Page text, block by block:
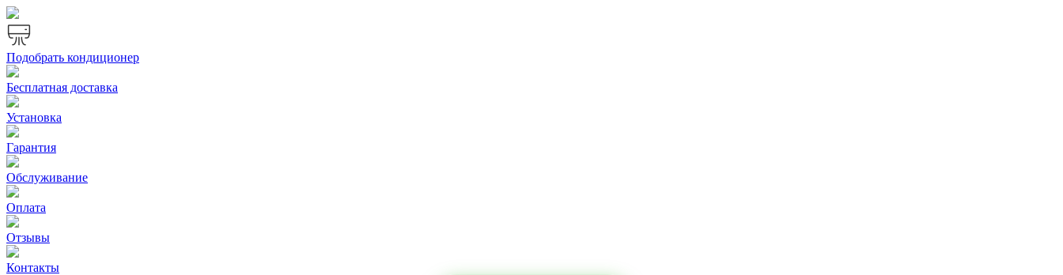
Подобрать кондиционер
Бесплатная доставка
Установка
Гарантия
Обслуживание
Оплата
Отзывы
Контакты